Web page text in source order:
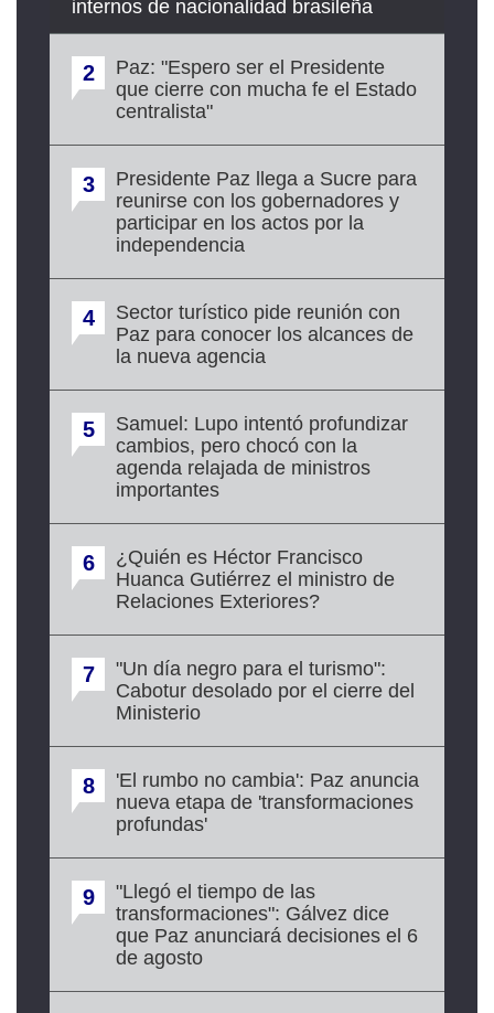
internos de nacionalidad brasileña
2
Paz: "Espero ser el Presidente
que cierre con mucha fe el Estado
centralista"
3
Presidente Paz llega a Sucre para
reunirse con los gobernadores y
participar en los actos por la
independencia
4
Sector turístico pide reunión con
Paz para conocer los alcances de
la nueva agencia
5
Samuel: Lupo intentó profundizar
cambios, pero chocó con la
agenda relajada de ministros
importantes
6
¿Quién es Héctor Francisco
Huanca Gutiérrez el ministro de
Relaciones Exteriores?
7
"Un día negro para el turismo":
Cabotur desolado por el cierre del
Ministerio
8
'El rumbo no cambia': Paz anuncia
nueva etapa de 'transformaciones
profundas'
9
"Llegó el tiempo de las
transformaciones": Gálvez dice
que Paz anunciará decisiones el 6
de agosto